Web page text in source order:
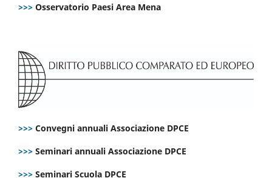
>>> Osservatorio Paesi Area Mena
>>> Convegni annuali Associazione DPCE
>>> Seminari annuali Associazione DPCE
>>> Seminari Scuola DPCE